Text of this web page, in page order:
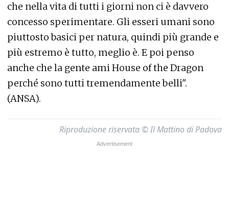
che nella vita di tutti i giorni non ci è davvero
concesso sperimentare. Gli esseri umani sono
piuttosto basici per natura, quindi più grande e
più estremo è tutto, meglio è. E poi penso
anche che la gente ami House of the Dragon
perché sono tutti tremendamente belli".
(ANSA).
Riproduzione riservata © Il Mattino di Padova